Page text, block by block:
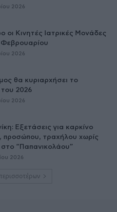
2026
οι Κινητές Ιατρικές Μονάδες
Φεβρουαρίου
2026
θα κυριαρχήσει το
του 2026
2026
Εξετάσεις για καρκίνο
προσώπου, τραχήλου χωρίς
“Παπανικολάου”
2026